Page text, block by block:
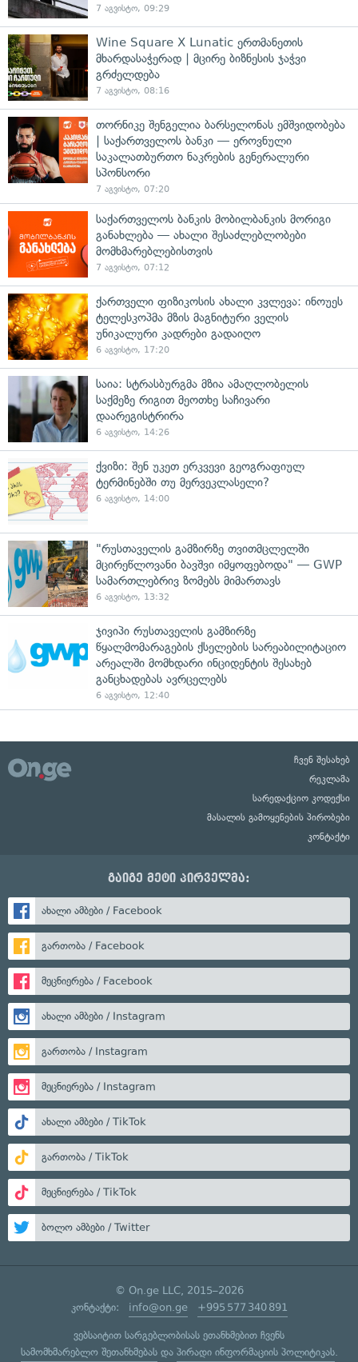
7 აგვისტო, 09:29
Wine Square X Lunatic ერთმანეთის
მხარდასაჭერად | მცირე ბიზნესის ჯაჭვი
გრძელდება
7 აგვისტო, 08:16
თორნიკე შენგელია ბარსელონას ემშვიდობება
| საქართველოს ბანკი — ეროვნული
საკალათბურთო ნაკრების გენერალური
სპონსორი
7 აგვისტო, 07:20
საქართველოს ბანკის მობილბანკის მორიგი
განახლება — ახალი შესაძლებლობები
მომხმარებლებისთვის
7 აგვისტო, 07:12
ქართველი ფიზიკოსის ახალი კვლევა: ინოუეს
ტელესკოპმა მზის მაგნიტური ველის
უნიკალური კადრები გადაიღო
6 აგვისტო, 17:20
საია: სტრასბურგმა მზია ამაღლობელის
საქმეზე რიგით მეოთხე საჩივარი
დაარეგისტრირა
6 აგვისტო, 14:26
ქვიზი: შენ უკეთ ერკვევი გეოგრაფიულ
ტერმინებში თუ მერვეკლასელი?
6 აგვისტო, 14:00
"რუსთაველის გამზირზე თვითმცლელში
მცირეწლოვანი ბავშვი იმყოფებოდა" — GWP
სამართლებრივ ზომებს მიმართავს
6 აგვისტო, 13:32
ჯივიპი რუსთაველის გამზირზე
წყალმომარაგების ქსელების სარეაბილიტაციო
არეალში მომხდარი ინციდენტის შესახებ
განცხადებას ავრცელებს
6 აგვისტო, 12:40
ჩვენ შესახებ
რეკლამა
სარედაქციო კოდექსი
მასალის გამოყენების პირობები
კონტაქტი
გაიგე მეტი პირველმა:
ახალი ამბები / Facebook
გართობა / Facebook
მეცნიერება / Facebook
ახალი ამბები / Instagram
გართობა / Instagram
მეცნიერება / Instagram
ახალი ამბები / TikTok
გართობა / TikTok
მეცნიერება / TikTok
ბოლო ამბები / Twitter
© On.ge LLC, 2015–2026
კონტაქტი: info@on.ge +995 577 340 891
ვებსაიტით სარგებლობისას ეთანხმებით ჩვენს
სამომხმარებლო შეთანხმებასდა პირადი ინფორმაციის პოლიტიკას.